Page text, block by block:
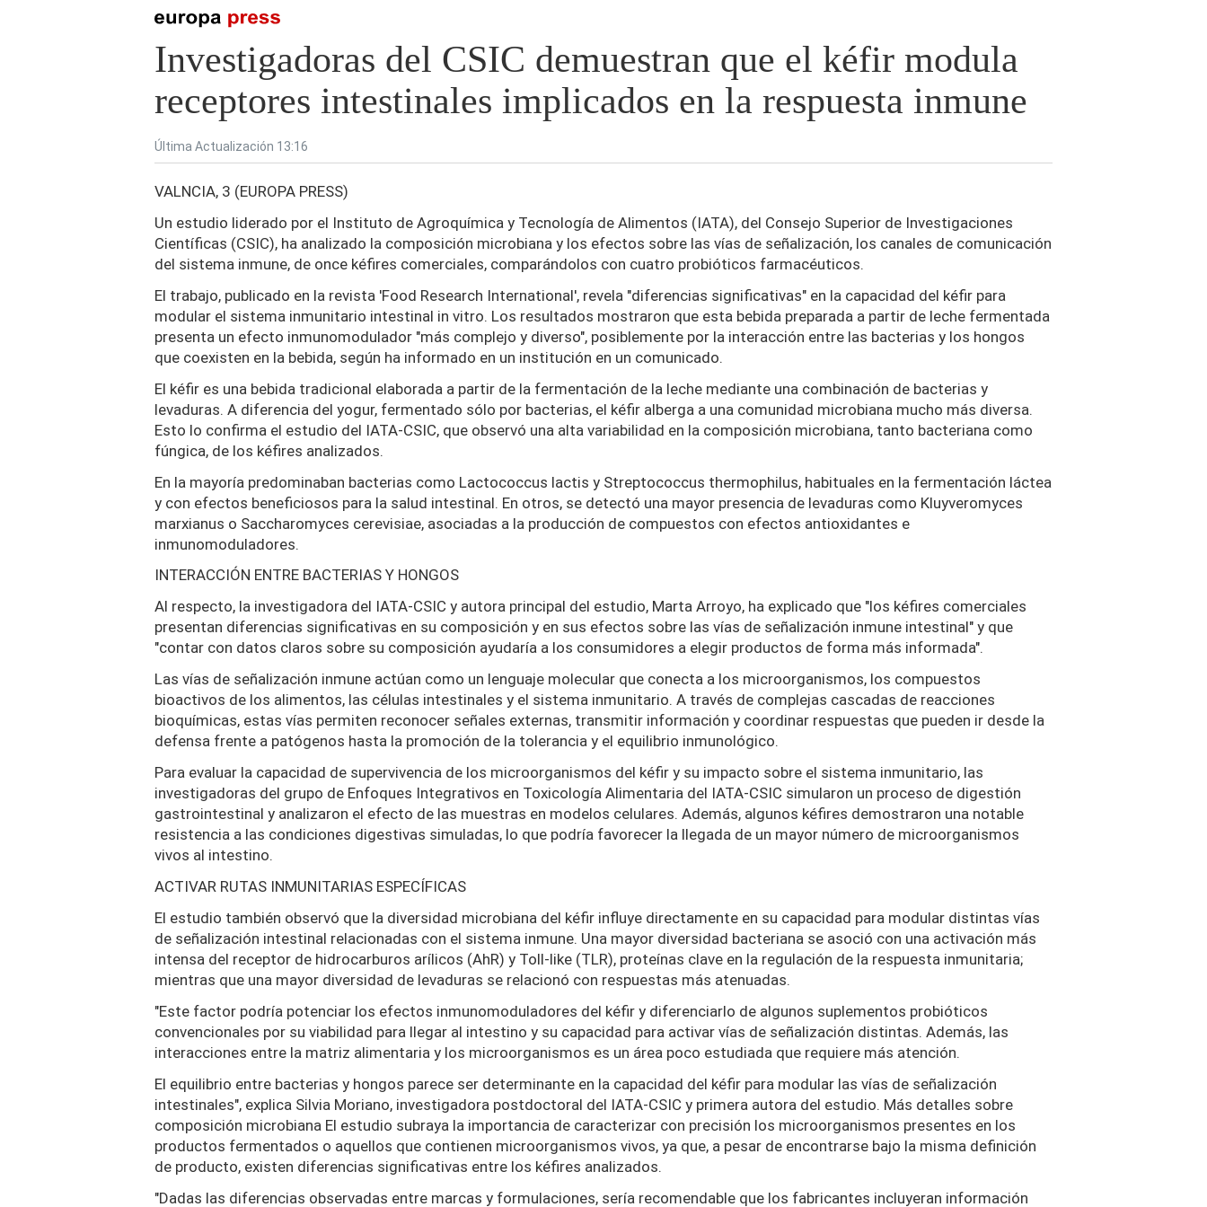
Investigadoras del CSIC demuestran que el kéfir modula
receptores intestinales implicados en la respuesta inmune
Última Actualización 13:16
VALNCIA, 3 (EUROPA PRESS)
Un estudio liderado por el Instituto de Agroquímica y Tecnología de Alimentos (IATA), del Consejo Superior de Investigaciones
Científicas (CSIC), ha analizado la composición microbiana y los efectos sobre las vías de señalización, los canales de comunicación
del sistema inmune, de once kéfires comerciales, comparándolos con cuatro probióticos farmacéuticos.
El trabajo, publicado en la revista 'Food Research International', revela "diferencias significativas" en la capacidad del kéfir para
modular el sistema inmunitario intestinal in vitro. Los resultados mostraron que esta bebida preparada a partir de leche fermentada
presenta un efecto inmunomodulador "más complejo y diverso", posiblemente por la interacción entre las bacterias y los hongos
que coexisten en la bebida, según ha informado en un institución en un comunicado.
El kéfir es una bebida tradicional elaborada a partir de la fermentación de la leche mediante una combinación de bacterias y
levaduras. A diferencia del yogur, fermentado sólo por bacterias, el kéfir alberga a una comunidad microbiana mucho más diversa.
Esto lo confirma el estudio del IATA-CSIC, que observó una alta variabilidad en la composición microbiana, tanto bacteriana como
fúngica, de los kéfires analizados.
En la mayoría predominaban bacterias como Lactococcus lactis y Streptococcus thermophilus, habituales en la fermentación láctea
y con efectos beneficiosos para la salud intestinal. En otros, se detectó una mayor presencia de levaduras como Kluyveromyces
marxianus o Saccharomyces cerevisiae, asociadas a la producción de compuestos con efectos antioxidantes e
inmunomoduladores.
INTERACCIÓN ENTRE BACTERIAS Y HONGOS
Al respecto, la investigadora del IATA-CSIC y autora principal del estudio, Marta Arroyo, ha explicado que "los kéfires comerciales
presentan diferencias significativas en su composición y en sus efectos sobre las vías de señalización inmune intestinal" y que
"contar con datos claros sobre su composición ayudaría a los consumidores a elegir productos de forma más informada".
Las vías de señalización inmune actúan como un lenguaje molecular que conecta a los microorganismos, los compuestos
bioactivos de los alimentos, las células intestinales y el sistema inmunitario. A través de complejas cascadas de reacciones
bioquímicas, estas vías permiten reconocer señales externas, transmitir información y coordinar respuestas que pueden ir desde la
defensa frente a patógenos hasta la promoción de la tolerancia y el equilibrio inmunológico.
Para evaluar la capacidad de supervivencia de los microorganismos del kéfir y su impacto sobre el sistema inmunitario, las
investigadoras del grupo de Enfoques Integrativos en Toxicología Alimentaria del IATA-CSIC simularon un proceso de digestión
gastrointestinal y analizaron el efecto de las muestras en modelos celulares. Además, algunos kéfires demostraron una notable
resistencia a las condiciones digestivas simuladas, lo que podría favorecer la llegada de un mayor número de microorganismos
vivos al intestino.
ACTIVAR RUTAS INMUNITARIAS ESPECÍFICAS
El estudio también observó que la diversidad microbiana del kéfir influye directamente en su capacidad para modular distintas vías
de señalización intestinal relacionadas con el sistema inmune. Una mayor diversidad bacteriana se asoció con una activación más
intensa del receptor de hidrocarburos arílicos (AhR) y Toll-like (TLR), proteínas clave en la regulación de la respuesta inmunitaria;
mientras que una mayor diversidad de levaduras se relacionó con respuestas más atenuadas.
"Este factor podría potenciar los efectos inmunomoduladores del kéfir y diferenciarlo de algunos suplementos probióticos
convencionales por su viabilidad para llegar al intestino y su capacidad para activar vías de señalización distintas. Además, las
interacciones entre la matriz alimentaria y los microorganismos es un área poco estudiada que requiere más atención.
El equilibrio entre bacterias y hongos parece ser determinante en la capacidad del kéfir para modular las vías de señalización
intestinales", explica Silvia Moriano, investigadora postdoctoral del IATA-CSIC y primera autora del estudio. Más detalles sobre
composición microbiana El estudio subraya la importancia de caracterizar con precisión los microorganismos presentes en los
productos fermentados o aquellos que contienen microorganismos vivos, ya que, a pesar de encontrarse bajo la misma definición
de producto, existen diferencias significativas entre los kéfires analizados.
"Dadas las diferencias observadas entre marcas y formulaciones, sería recomendable que los fabricantes incluyeran información